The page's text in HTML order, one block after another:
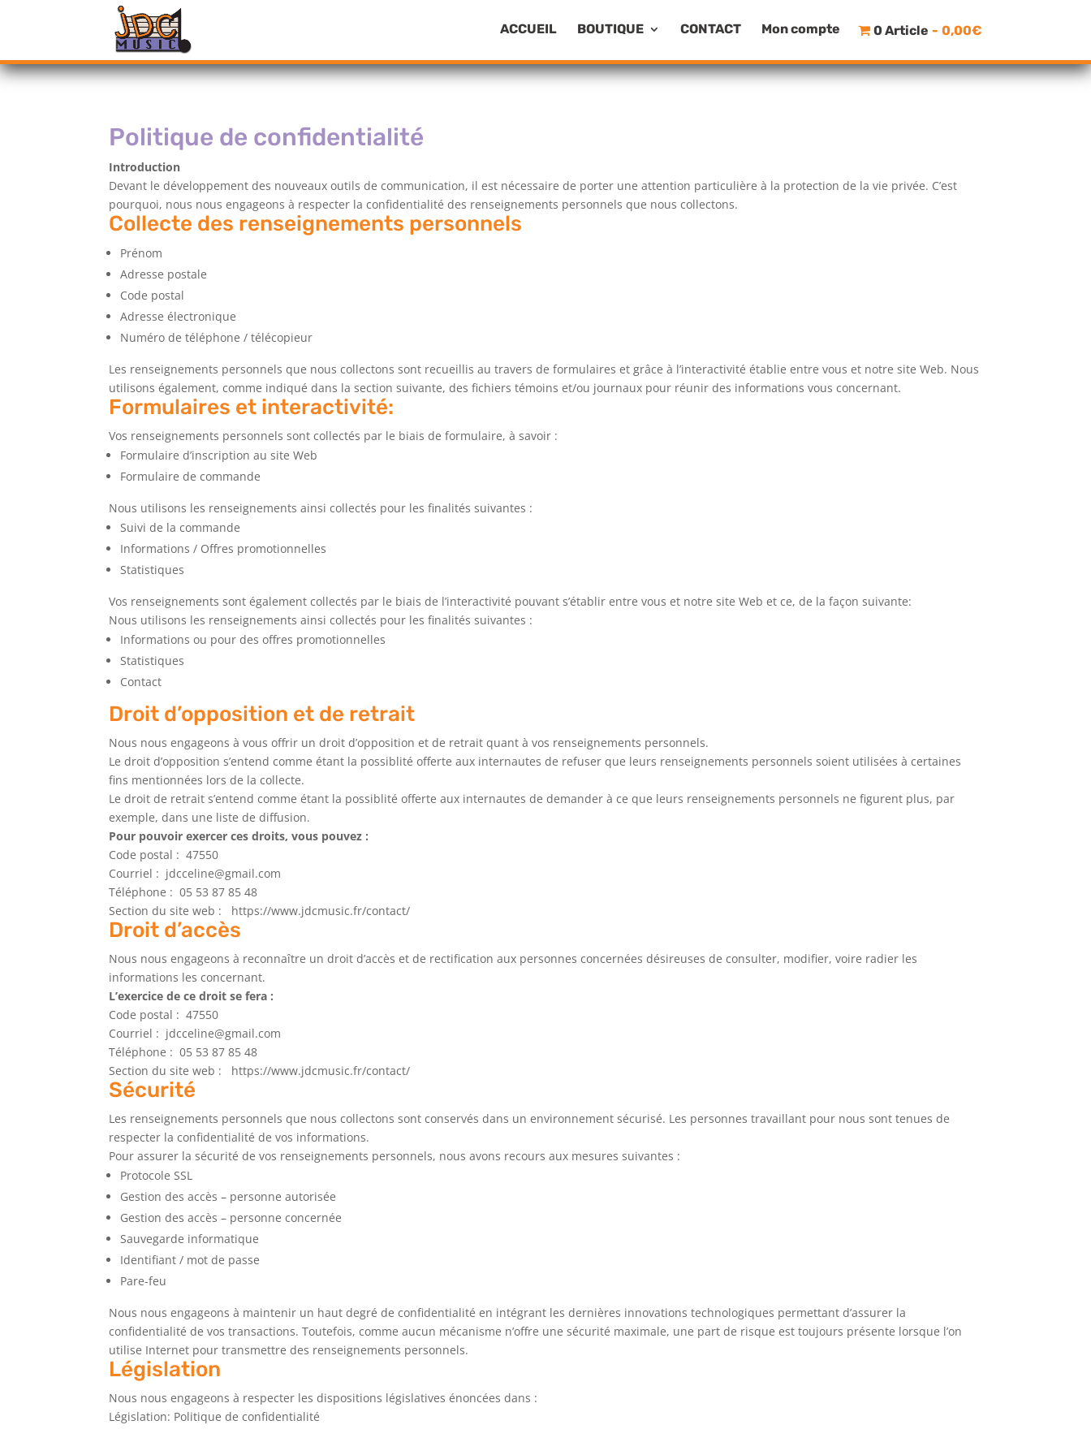
ACCUEIL BOUTIQUE CONTACT Mon compte 0 Article 0,00€
Politique de confidentialité
Introduction
Devant le développement des nouveaux outils de communication, il est nécessaire de porter une attention particulière à la protection de la vie privée. C’est
pourquoi, nous nous engageons à respecter la confidentialité des renseignements personnels que nous collectons.
Collecte des renseignements personnels
Prénom
Adresse postale
Code postal
Adresse électronique
Numéro de téléphone / télécopieur
Les renseignements personnels que nous collectons sont recueillis au travers de formulaires et grâce à l’interactivité établie entre vous et notre site Web. Nous
utilisons également, comme indiqué dans la section suivante, des fichiers témoins et/ou journaux pour réunir des informations vous concernant.
Formulaires et interactivité:
Vos renseignements personnels sont collectés par le biais de formulaire, à savoir :
Formulaire d’inscription au site Web
Formulaire de commande
Nous utilisons les renseignements ainsi collectés pour les finalités suivantes :
Suivi de la commande
Informations / Offres promotionnelles
Statistiques
Vos renseignements sont également collectés par le biais de l’interactivité pouvant s’établir entre vous et notre site Web et ce, de la façon suivante:
Nous utilisons les renseignements ainsi collectés pour les finalités suivantes :
Informations ou pour des offres promotionnelles
Statistiques
Contact
Droit d’opposition et de retrait
Nous nous engageons à vous offrir un droit d’opposition et de retrait quant à vos renseignements personnels.
Le droit d’opposition s’entend comme étant la possiblité offerte aux internautes de refuser que leurs renseignements personnels soient utilisées à certaines
fins mentionnées lors de la collecte.
Le droit de retrait s’entend comme étant la possiblité offerte aux internautes de demander à ce que leurs renseignements personnels ne figurent plus, par
exemple, dans une liste de diffusion.
Pour pouvoir exercer ces droits, vous pouvez :
Code postal : 47550
Courriel : jdcceline@gmail.com
Téléphone : 05 53 87 85 48
Section du site web : https://www.jdcmusic.fr/contact/
Droit d’accès
Nous nous engageons à reconnaître un droit d’accès et de rectification aux personnes concernées désireuses de consulter, modifier, voire radier les
informations les concernant.
L’exercice de ce droit se fera :
Code postal : 47550
Courriel : jdcceline@gmail.com
Téléphone : 05 53 87 85 48
Section du site web : https://www.jdcmusic.fr/contact/
Sécurité
Les renseignements personnels que nous collectons sont conservés dans un environnement sécurisé. Les personnes travaillant pour nous sont tenues de
respecter la confidentialité de vos informations.
Pour assurer la sécurité de vos renseignements personnels, nous avons recours aux mesures suivantes :
Protocole SSL
Gestion des accès – personne autorisée
Gestion des accès – personne concernée
Sauvegarde informatique
Identifiant / mot de passe
Pare-feu
Nous nous engageons à maintenir un haut degré de confidentialité en intégrant les dernières innovations technologiques permettant d’assurer la
confidentialité de vos transactions. Toutefois, comme aucun mécanisme n’offre une sécurité maximale, une part de risque est toujours présente lorsque l’on
utilise Internet pour transmettre des renseignements personnels.
Législation
Nous nous engageons à respecter les dispositions législatives énoncées dans :
Législation: Politique de confidentialité